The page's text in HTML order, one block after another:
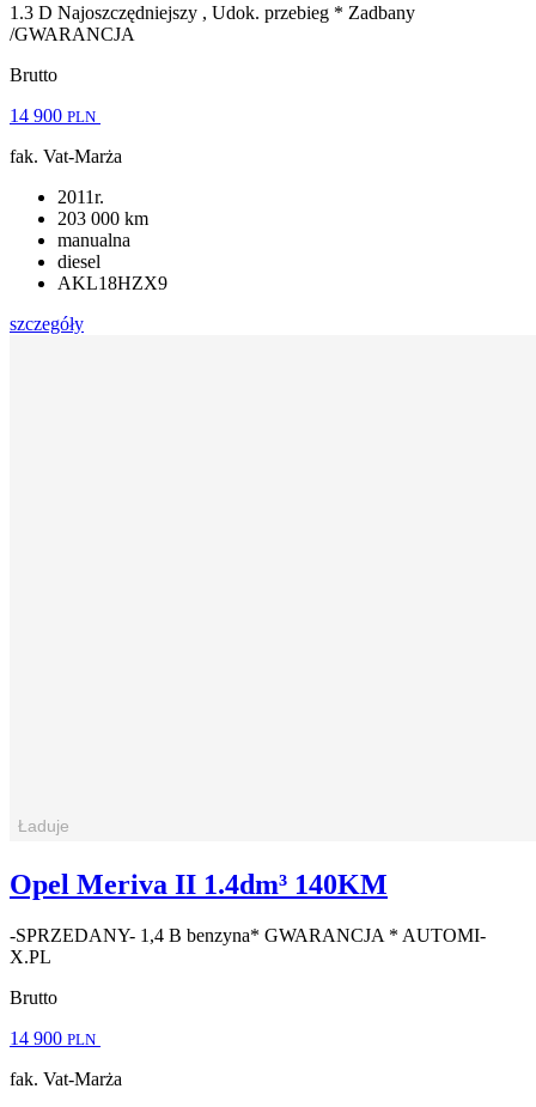
1.3 D Najoszczędniejszy , Udok. przebieg * Zadbany
/GWARANCJA
Brutto
14 900 PLN
fak. Vat-Marża
2011r.
203 000 km
manualna
diesel
AKL18HZX9
szczegóły
Opel Meriva II 1.4dm³ 140KM
-SPRZEDANY- 1,4 B benzyna* GWARANCJA * AUTOMI-
X.PL
Brutto
14 900 PLN
fak. Vat-Marża